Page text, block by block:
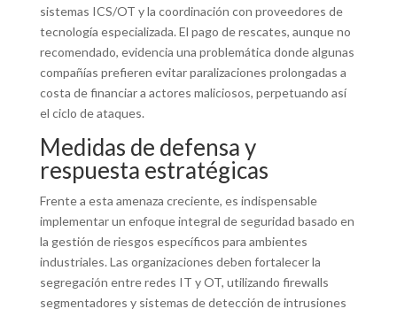
sistemas ICS/OT y la coordinación con proveedores de
tecnología especializada. El pago de rescates, aunque no
recomendado, evidencia una problemática donde algunas
compañías prefieren evitar paralizaciones prolongadas a
costa de financiar a actores maliciosos, perpetuando así
el ciclo de ataques.
Medidas de defensa y
respuesta estratégicas
Frente a esta amenaza creciente, es indispensable
implementar un enfoque integral de seguridad basado en
la gestión de riesgos específicos para ambientes
industriales. Las organizaciones deben fortalecer la
segregación entre redes IT y OT, utilizando firewalls
segmentadores y sistemas de detección de intrusiones